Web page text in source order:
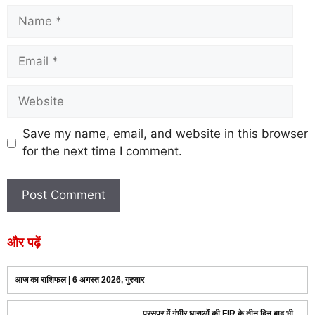
Save my name, email, and website in this browser
for the next time I comment.
और पढ़ें
आज का राशिफल | 6 अगस्त 2026, गुरुवार